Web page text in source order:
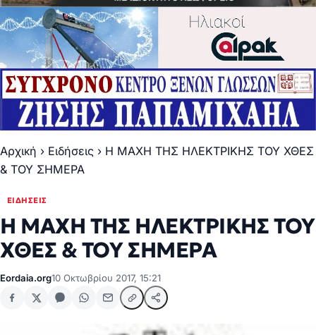
Αρχική › Ειδήσεις › Η ΜΑΧΗ ΤΗΣ ΗΛΕΚΤΡΙΚΗΣ ΤΟΥ ΧΘΕΣ
& ΤΟΥ ΣΗΜΕΡΑ
ΕΙΔΉΣΕΙΣ
Η ΜΑΧΗ ΤΗΣ ΗΛΕΚΤΡΙΚΗΣ ΤΟΥ
ΧΘΕΣ & ΤΟΥ ΣΗΜΕΡΑ
Eordaia.org10 Οκτωβρίου 2017, 15:21